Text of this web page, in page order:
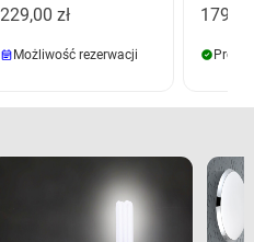
229,00 zł
Możliwość rezerwacji
179,00